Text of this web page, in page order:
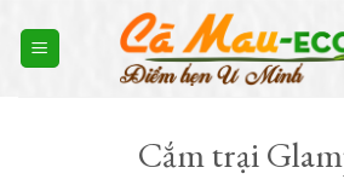
content
Cắm trại